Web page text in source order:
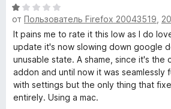
и
з
5
н
а
1
и
з
5
О
ц
е
н
е
н
о
н
от Пользователь Firefox 20043519
It pains me to rate it this low as I do
update it's now slowing down google
unusable state. A shame, since it's the
addon and until now it was seamlessly
with settings but the only thing that
entirely. Using a mac.